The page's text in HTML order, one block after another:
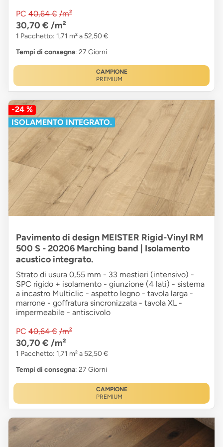
PC 40,64 € /m²
30,70 € /m²
1 Pacchetto: 1,71 m² a 52,50 €
Tempi di consegna: 27 Giorni
CAMPIONE
PREMIUM
-24 %
ISOLAMENTO INTEGRATO.
Pavimento di design MEISTER Rigid-Vinyl RM
500 S - 20206 Marching band | Isolamento
acustico integrato.
Strato di usura 0,55 mm - 33 mestieri (intensivo) -
SPC rigido + isolamento - giunzione (4 lati) - sistema
a incastro Multiclic - aspetto legno - tavola larga -
marrone - goffratura sincronizzata - tavola XL -
impermeabile - antiscivolo
PC 40,64 € /m²
30,70 € /m²
1 Pacchetto: 1,71 m² a 52,50 €
Tempi di consegna: 27 Giorni
CAMPIONE
PREMIUM